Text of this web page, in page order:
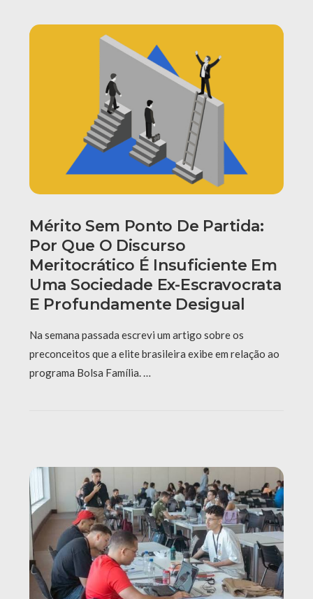
Mérito Sem Ponto De Partida:
Por Que O Discurso
Meritocrático É Insuficiente Em
Uma Sociedade Ex-Escravocrata
E Profundamente Desigual
Na semana passada escrevi um artigo sobre os
preconceitos que a elite brasileira exibe em relação ao
programa Bolsa Família. …